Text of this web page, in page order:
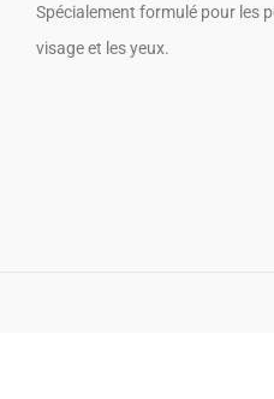
Spécialement formulé pour les
visage et les yeux.